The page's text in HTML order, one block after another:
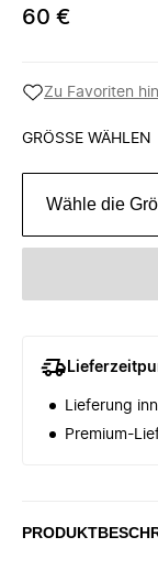
60 €
Zu Favoriten
GRÖSSE WÄHLEN
Wähle die
Lieferung
Premium-